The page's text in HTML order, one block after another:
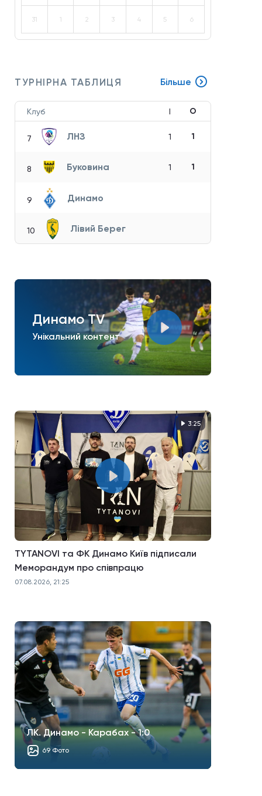
31 1 2 3 4 5 6
ТУРНІРНА ТАБЛИЦЯ Більше
Клуб І О
7 ЛНЗ 1 1
8 Буковина 1 1
9 Динамо
10 Лівий Берег
Динамо TV
Унікальний контент
3:25
TYTANOVI та ФК Динамо Київ підписали
Меморандум про співпрацю
07.08.2026, 21:25
ЛК. Динамо - Карабах - 1:0
69 Фото